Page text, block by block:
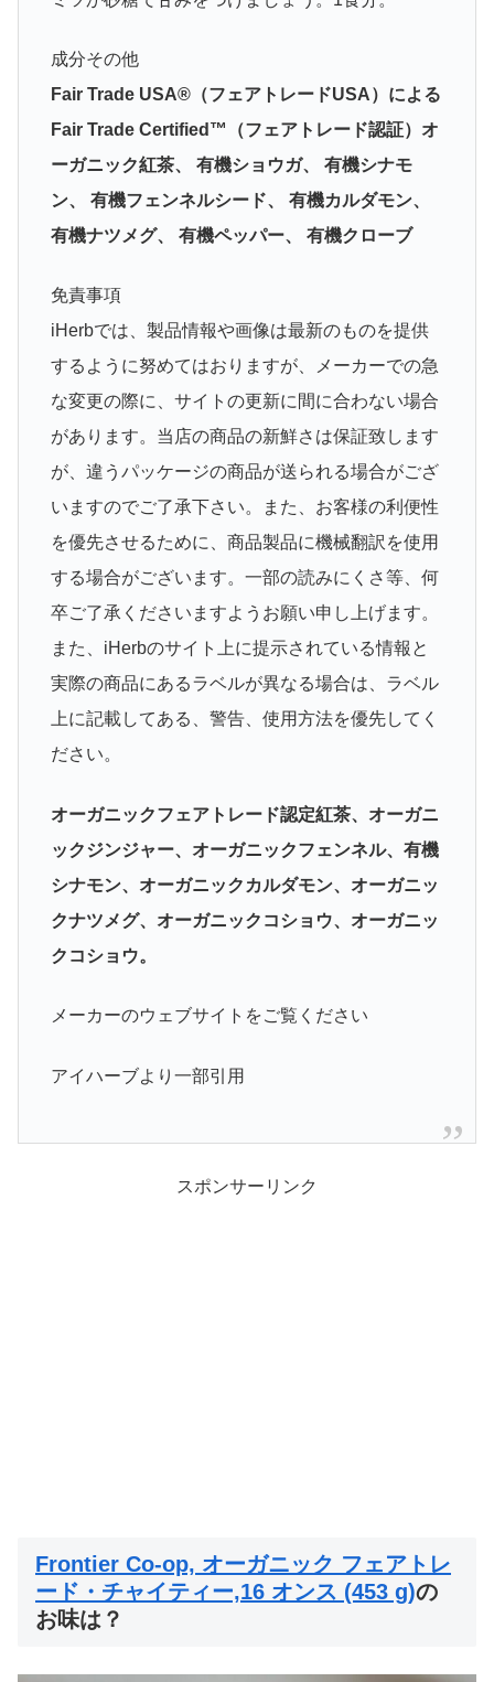
成分その他
Fair Trade USA®（フェアトレードUSA）による
Fair Trade Certified™（フェアトレード認証）オ
ーガニック紅茶、 有機ショウガ、 有機シナモ
ン、 有機フェンネルシード、 有機カルダモン、
有機ナツメグ、 有機ペッパー、 有機クローブ
免責事項
iHerbでは、製品情報や画像は最新のものを提供
するように努めてはおりますが、メーカーでの急
な変更の際に、サイトの更新に間に合わない場合
があります。当店の商品の新鮮さは保証致します
が、違うパッケージの商品が送られる場合がござ
いますのでご了承下さい。また、お客様の利便性
を優先させるために、商品製品に機械翻訳を使用
する場合がございます。一部の読みにくさ等、何
卒ご了承くださいますようお願い申し上げます。
また、iHerbのサイト上に提示されている情報と
実際の商品にあるラベルが異なる場合は、ラベル
上に記載してある、警告、使用方法を優先してく
ださい。
オーガニックフェアトレード認定紅茶、オーガニ
ックジンジャー、オーガニックフェンネル、有機
シナモン、オーガニックカルダモン、オーガニッ
クナツメグ、オーガニックコショウ、オーガニッ
クコショウ。
メーカーのウェブサイトをご覧ください
アイハーブより一部引用
スポンサーリンク
Frontier Co-op, オーガニック フェアトレ
ード・チャイティー,16 オンス (453 g)の
お味は？